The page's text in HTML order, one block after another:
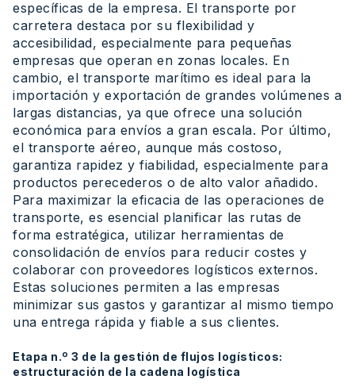
específicas de la empresa. El transporte por
carretera destaca por su flexibilidad y
accesibilidad, especialmente para pequeñas
empresas que operan en zonas locales. En
cambio, el transporte marítimo es ideal para la
importación y exportación de grandes volúmenes a
largas distancias, ya que ofrece una solución
económica para envíos a gran escala. Por último,
el transporte aéreo, aunque más costoso,
garantiza rapidez y fiabilidad, especialmente para
productos perecederos o de alto valor añadido.
Para maximizar la eficacia de las operaciones de
transporte, es esencial planificar las rutas de
forma estratégica, utilizar herramientas de
consolidación de envíos para reducir costes y
colaborar con proveedores logísticos externos.
Estas soluciones permiten a las empresas
minimizar sus gastos y garantizar al mismo tiempo
una entrega rápida y fiable a sus clientes.
Etapa n.º 3 de la gestión de flujos logísticos:
estructuración de la cadena logística